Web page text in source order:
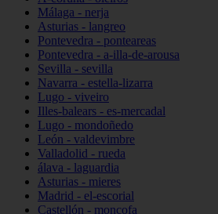
Málaga - nerja
Asturias - langreo
Pontevedra - ponteareas
Pontevedra - a-illa-de-arousa
Sevilla - sevilla
Navarra - estella-lizarra
Lugo - viveiro
Illes-balears - es-mercadal
Lugo - mondoñedo
León - valdevimbre
Valladolid - rueda
álava - laguardia
Asturias - mieres
Madrid - el-escorial
Castellón - moncofa